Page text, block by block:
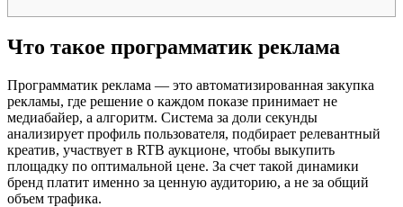
Что такое программатик реклама
Программатик реклама — это автоматизированная закупка
рекламы, где решение о каждом показе принимает не
медиабайер, а алгоритм. Система за доли секунды
анализирует профиль пользователя, подбирает релевантный
креатив, участвует в RTB аукционе, чтобы выкупить
площадку по оптимальной цене. За счет такой динамики
бренд платит именно за ценную аудиторию, а не за общий
объем трафика.